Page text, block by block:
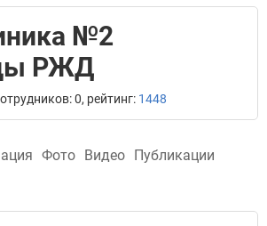
№2
РЖД
0, рейтинг: 1448
Фото Видео Публикации